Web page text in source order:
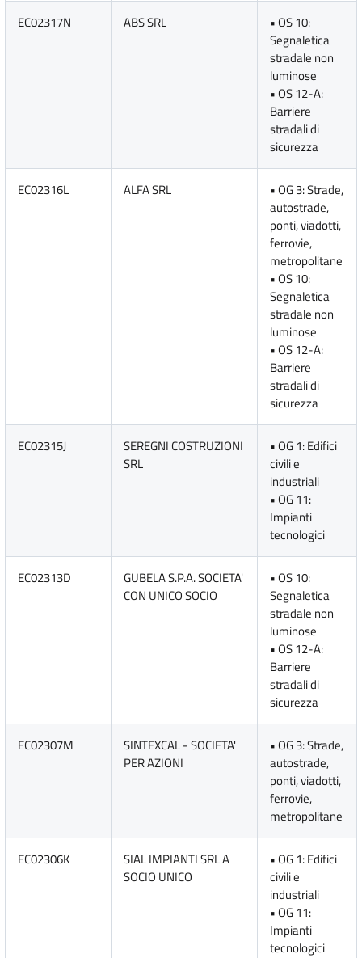
EC02317N ABS SRL
• OS 10:
Segnaletica
stradale non
luminose
• OS 12-A:
Barriere
stradali di
sicurezza
EC02316L ALFA SRL
• OG 3: Strade,
autostrade,
ponti, viadotti,
ferrovie,
metropolitane
• OS 10:
Segnaletica
stradale non
luminose
• OS 12-A:
Barriere
stradali di
sicurezza
EC02315J
SEREGNI COSTRUZIONI
SRL
• OG 1: Edifici
civili e
industriali
• OG 11:
Impianti
tecnologici
EC02313D
GUBELA S.P.A. SOCIETA'
CON UNICO SOCIO
• OS 10:
Segnaletica
stradale non
luminose
• OS 12-A:
Barriere
stradali di
sicurezza
EC02307M
SINTEXCAL - SOCIETA'
PER AZIONI
• OG 3: Strade,
autostrade,
ponti, viadotti,
ferrovie,
metropolitane
EC02306K
SIAL IMPIANTI SRL A
SOCIO UNICO
• OG 1: Edifici
civili e
industriali
• OG 11:
Impianti
tecnologici